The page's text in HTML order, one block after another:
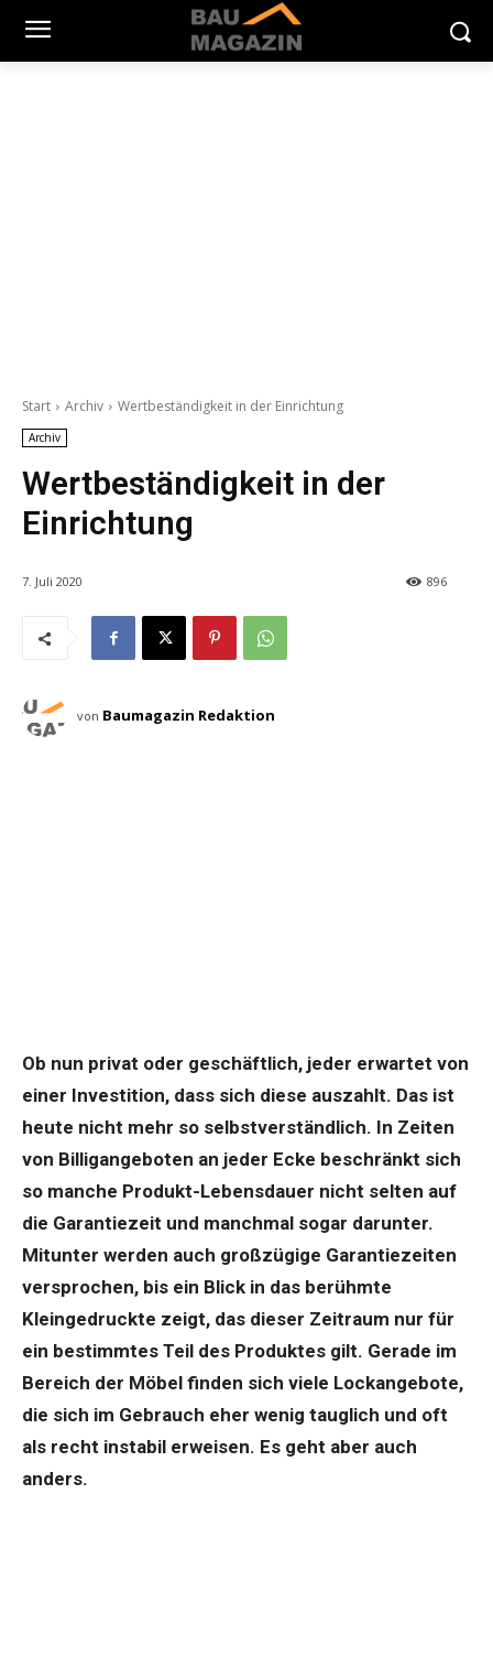
Start Archiv Wertbeständigkeit in der Einrichtung
Archiv
Wertbeständigkeit in der
Einrichtung
7. Juli 2020 896
von Baumagazin Redaktion
Ob nun privat oder geschäftlich, jeder erwartet von
einer Investition, dass sich diese auszahlt. Das ist
heute nicht mehr so selbstverständlich. In Zeiten
von Billigangeboten an jeder Ecke beschränkt sich
so manche Produkt-Lebensdauer nicht selten auf
die Garantiezeit und manchmal sogar darunter.
Mitunter werden auch großzügige Garantiezeiten
versprochen, bis ein Blick in das berühmte
Kleingedruckte zeigt, das dieser Zeitraum nur für
ein bestimmtes Teil des Produktes gilt. Gerade im
Bereich der Möbel finden sich viele Lockangebote,
die sich im Gebrauch eher wenig tauglich und oft
als recht instabil erweisen. Es geht aber auch
anders.